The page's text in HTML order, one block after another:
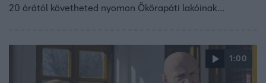
20 órától követheted nyomon Ökörapáti lakóinak
1:00